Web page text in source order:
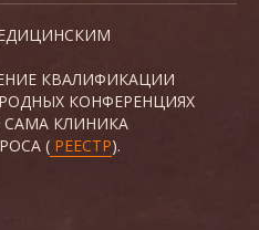
КВАЛИФИКАЦИИ
КОНФЕРЕНЦИЯХ
КЛИНИКА
( РЕЕСТР).